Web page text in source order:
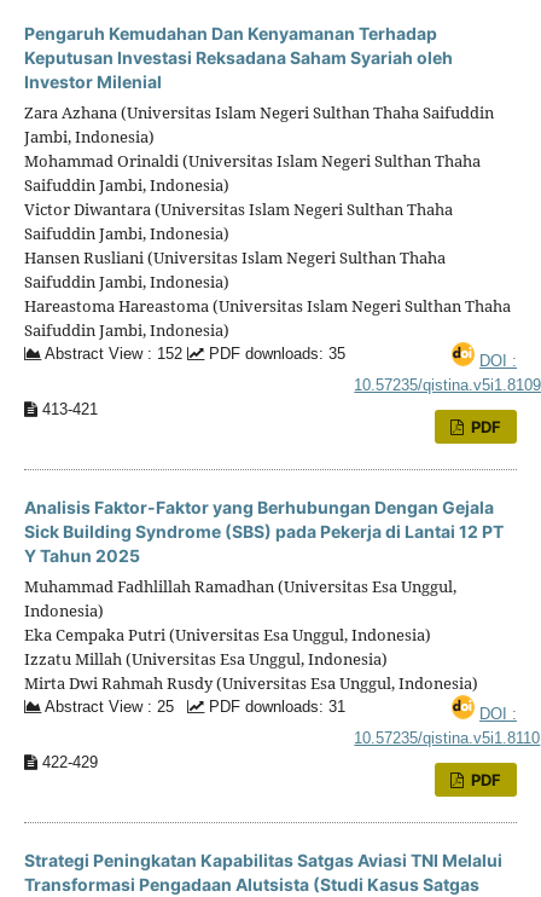
Pengaruh Kemudahan Dan Kenyamanan Terhadap
Keputusan Investasi Reksadana Saham Syariah oleh
Investor Milenial
Zara Azhana (Universitas Islam Negeri Sulthan Thaha Saifuddin
Jambi, Indonesia)
Mohammad Orinaldi (Universitas Islam Negeri Sulthan Thaha
Saifuddin Jambi, Indonesia)
Victor Diwantara (Universitas Islam Negeri Sulthan Thaha
Saifuddin Jambi, Indonesia)
Hansen Rusliani (Universitas Islam Negeri Sulthan Thaha
Saifuddin Jambi, Indonesia)
Hareastoma Hareastoma (Universitas Islam Negeri Sulthan Thaha
Saifuddin Jambi, Indonesia)
Abstract View : 152 PDF downloads: 35
DOI :
10.57235/qistina.v5i1.8109
413-421
PDF
Analisis Faktor-Faktor yang Berhubungan Dengan Gejala
Sick Building Syndrome (SBS) pada Pekerja di Lantai 12 PT
Y Tahun 2025
Muhammad Fadhlillah Ramadhan (Universitas Esa Unggul,
Indonesia)
Eka Cempaka Putri (Universitas Esa Unggul, Indonesia)
Izzatu Millah (Universitas Esa Unggul, Indonesia)
Mirta Dwi Rahmah Rusdy (Universitas Esa Unggul, Indonesia)
Abstract View : 25 PDF downloads: 31
DOI :
10.57235/qistina.v5i1.8110
422-429
PDF
Strategi Peningkatan Kapabilitas Satgas Aviasi TNI Melalui
Transformasi Pengadaan Alutsista (Studi Kasus Satgas